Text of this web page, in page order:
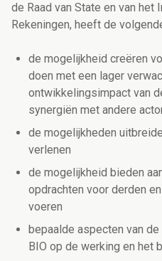
de Raad van State en van het
Rekeningen, heeft de
de mogelijkheid creëren
doen met een lager
ontwikkelingsimpact van
synergiën met andere
de mogelijkheden
verlenen
de mogelijkheid bieden
opdrachten voor derden
voeren
bepaalde aspecten van
BIO op de werking en het